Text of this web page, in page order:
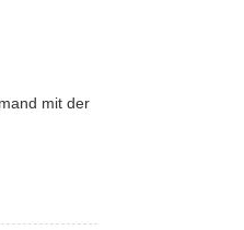
mit der